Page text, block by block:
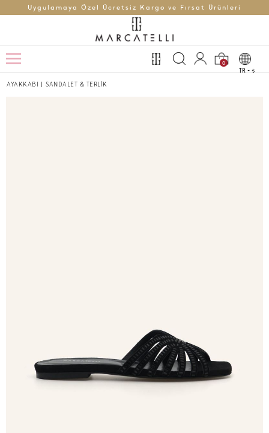
Uygulamaya Özel Ücretsiz Kargo ve Fırsat Ürünleri
0
TR - t
AYAKKABI | SANDALET & TERLİK